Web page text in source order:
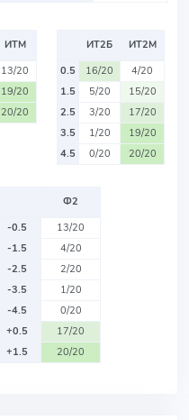
ИТМ
13/20
19/20
20/20
ИТ2Б
ИТ2М
0.5
16/20
4/20
1.5
5/20
15/20
2.5
3/20
17/20
3.5
1/20
19/20
4.5
0/20 20/20
Ф2
-0.5
13/20
-1.5
4/20
-2.5
2/20
-3.5
1/20
-4.5
0/20
+0.5
17/20
+1.5
20/20